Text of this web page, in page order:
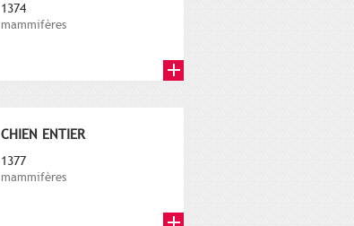
1374
mammifères
CHIEN ENTIER
1377
mammifères